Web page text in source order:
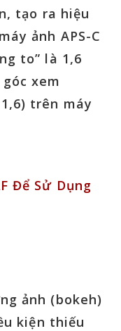
tạo ra hiệu
ảnh APS-C
to” là 1,6
xem
trên máy
Để Sử Dụng
ảnh (bokeh)
kiện thiếu